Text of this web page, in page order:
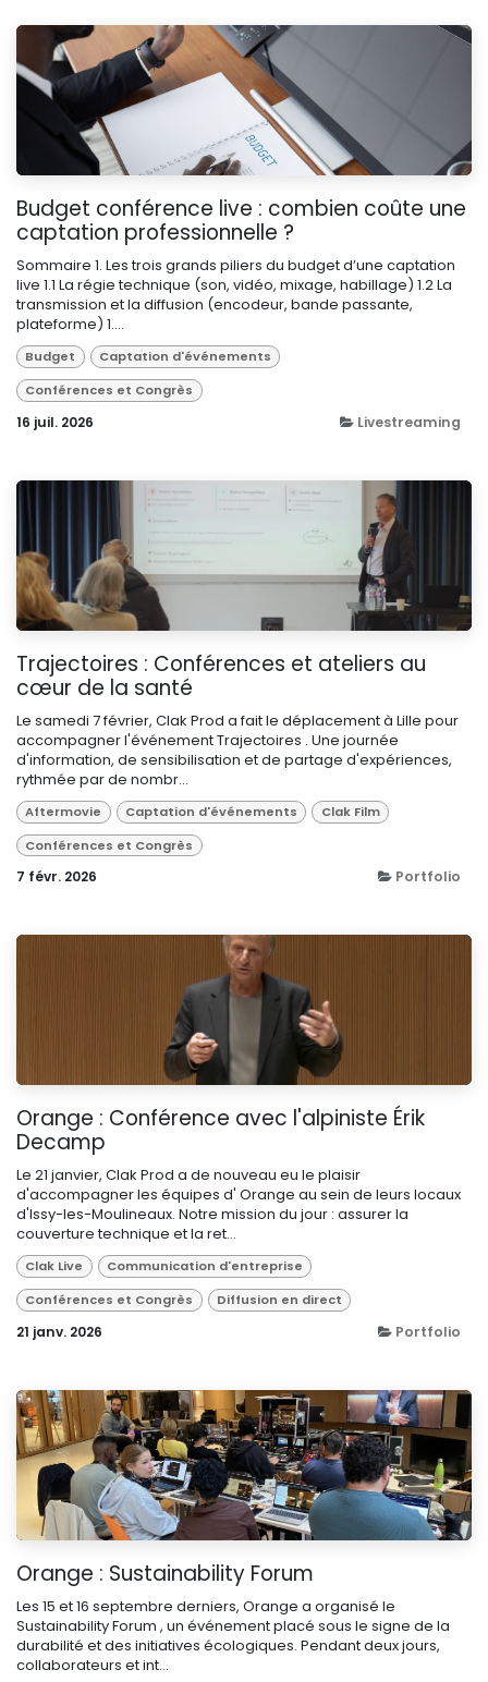
Budget conférence live : combien coûte une
captation professionnelle ?
Sommaire 1. Les trois grands piliers du budget d’une captation
live 1.1 La régie technique (son, vidéo, mixage, habillage) 1.2 La
transmission et la diffusion (encodeur, bande passante,
plateforme) 1....
Budget
Captation d'événements
Conférences et Congrès
16 juil. 2026 Livestreaming
Trajectoires : Conférences et ateliers au
cœur de la santé
Le samedi 7 février, Clak Prod a fait le déplacement à Lille pour
accompagner l'événement Trajectoires . Une journée
d'information, de sensibilisation et de partage d'expériences,
rythmée par de nombr...
Aftermovie Captation d'événements
Clak Film
Conférences et Congrès
7 févr. 2026 Portfolio
Orange : Conférence avec l'alpiniste Érik
Decamp
Le 21 janvier, Clak Prod a de nouveau eu le plaisir
d'accompagner les équipes d' Orange au sein de leurs locaux
d'Issy-les-Moulineaux. Notre mission du jour : assurer la
couverture technique et la ret...
Clak Live
Communication d'entreprise
Conférences et Congrès
Diffusion en direct
21 janv. 2026 Portfolio
Orange : Sustainability Forum
Les 15 et 16 septembre derniers, Orange a organisé le
Sustainability Forum , un événement placé sous le signe de la
durabilité et des initiatives écologiques. Pendant deux jours,
collaborateurs et int...